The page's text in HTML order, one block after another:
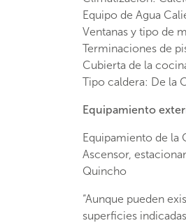
Equipo de Agua
Ventanas y tipo de
Terminaciones de
Cubierta de la
Tipo caldera: De la
Equipamiento
Equipamiento de la
Ascensor,
Quincho
“Aunque pueden
superficies